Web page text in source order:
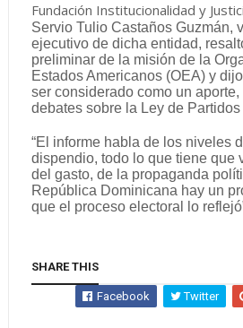
Fundación Institucionalidad y
Servio Tulio Castaños Guzmán,
ejecutivo de dicha entidad,
preliminar de la misión de la
Estados Americanos (OEA) y
ser considerado como un
debates sobre la Ley de
“El informe habla de los niveles
dispendio, todo lo que tiene que
del gasto, de la propaganda
República Dominicana hay un
que el proceso electoral lo
SHARE THIS
Facebook Twitter